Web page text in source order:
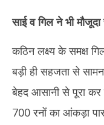
साई व गिल ने भी
कठिन लक्ष्य के समक्ष
बड़ी ही सहजता से
बेहद आसानी से पूरा कर
700 रनों का आंकड़ा